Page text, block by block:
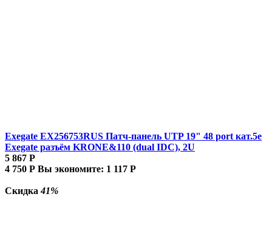
Exegate EX256753RUS Патч-панель UTP 19" 48 port кат.5e
Exegate разъём KRONE&110 (dual IDC), 2U
5 867 Р
4 750 Р Вы экономите: 1 117 Р
Скидка41%